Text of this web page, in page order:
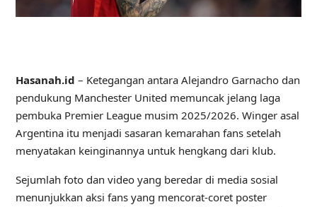
Hasanah.id – Ketegangan antara Alejandro Garnacho dan
pendukung Manchester United memuncak jelang laga
pembuka Premier League musim 2025/2026. Winger asal
Argentina itu menjadi sasaran kemarahan fans setelah
menyatakan keinginannya untuk hengkang dari klub.
Sejumlah foto dan video yang beredar di media sosial
menunjukkan aksi fans yang mencorat-coret poster